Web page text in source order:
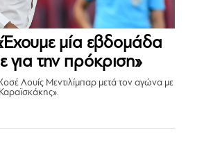
μία εβδομάδα
για την πρόκριση»
Λουίς Μεντιλίμπαρ μετά τον αγώνα με